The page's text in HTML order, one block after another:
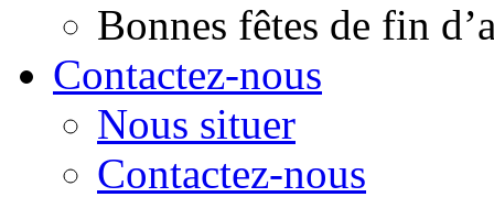
Bonnes fêtes de fin
Contactez-nous
Nous situer
Contactez-nous